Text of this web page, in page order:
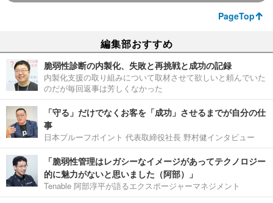
PageTop
編集部おすすめ
脆弱性診断の内製化、失敗と再挑戦と成功の記録
内製化支援の取り組みについて取材させて欲しいと頼んでいた
のだが毎回返事は芳しくなかった
「守る」だけでなくお客を「成功」させるまでが自分の仕
事
日本プルーフポイント 代表取締役社長 野村健インタビュー
「脆弱性管理はレガシーなイメージがあってテクノロジー
的に魅力がないと思いました（阿部）」
Tenable 阿部淳平が語るエクスポージャーマネジメント